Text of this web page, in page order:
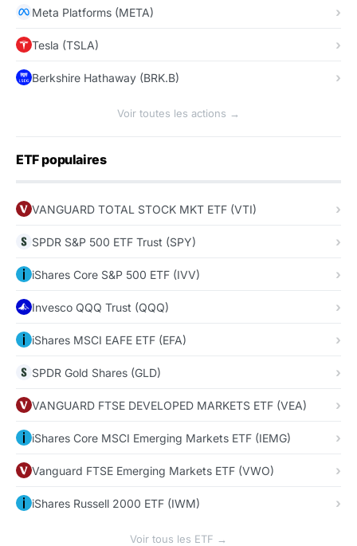
Meta Platforms (META)
Tesla (TSLA)
Berkshire Hathaway (BRK.B)
Voir toutes les actions →
ETF populaires
VANGUARD TOTAL STOCK MKT ETF (VTI)
SPDR S&P 500 ETF Trust (SPY)
iShares Core S&P 500 ETF (IVV)
Invesco QQQ Trust (QQQ)
iShares MSCI EAFE ETF (EFA)
SPDR Gold Shares (GLD)
VANGUARD FTSE DEVELOPED MARKETS ETF (VEA)
iShares Core MSCI Emerging Markets ETF (IEMG)
Vanguard FTSE Emerging Markets ETF (VWO)
iShares Russell 2000 ETF (IWM)
Voir tous les ETF →